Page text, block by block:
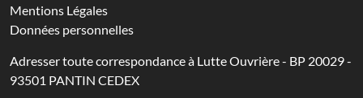
Mentions Légales
Données personnelles
Adresser toute correspondance à Lutte Ouvrière - BP 20029 -
93501 PANTIN CEDEX